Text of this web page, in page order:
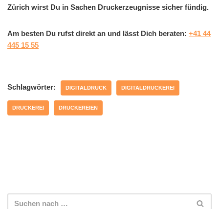
Zürich wirst Du in Sachen Druckerzeugnisse sicher fündig.
Am besten Du rufst direkt an und lässt Dich beraten: +41 44
445 15 55
Schlagwörter: DIGITALDRUCK DIGITALDRUCKEREI
DRUCKEREI DRUCKEREIEN